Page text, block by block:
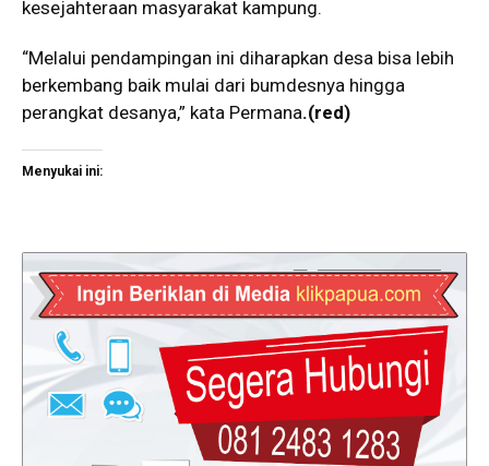
kesejahteraan masyarakat kampung.
“Melalui pendampingan ini diharapkan desa bisa lebih
berkembang baik mulai dari bumdesnya hingga
perangkat desanya,” kata Permana.(red)
Menyukai ini: